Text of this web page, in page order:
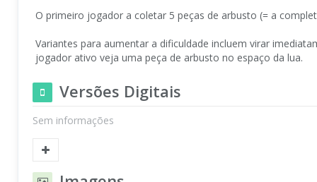
O primeiro jogador a coletar 5 peças de arbusto (= a
Variantes para aumentar a dificuldade incluem virar
jogador ativo veja uma peça de arbusto no espaço da lua.
Versões Digitais
Sem informações